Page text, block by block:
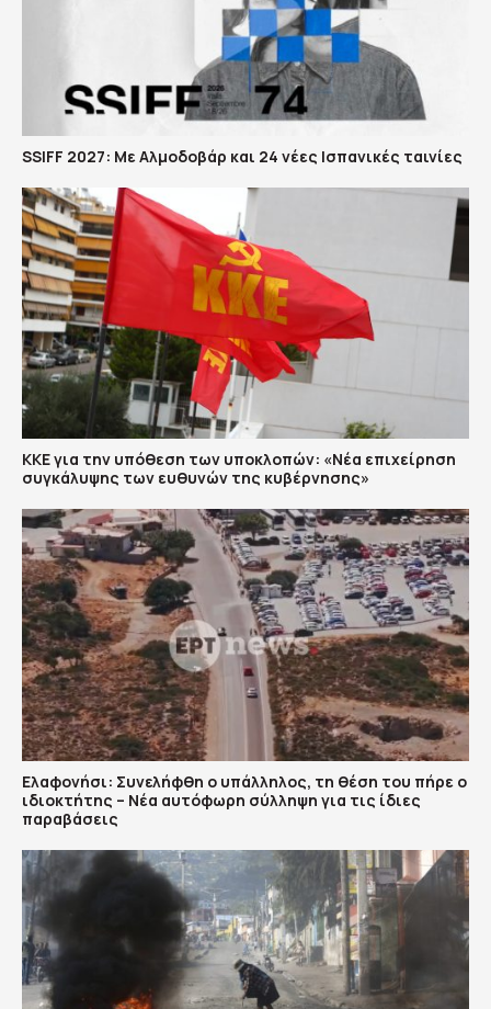
SSIFF 2027: Με Αλμοδοβάρ και 24 νέες Ισπανικές ταινίες
ΚΚΕ για την υπόθεση των υποκλοπών: «Νέα επιχείρηση
συγκάλυψης των ευθυνών της κυβέρνησης»
Ελαφονήσι: Συνελήφθη ο υπάλληλος, τη θέση του πήρε ο
ιδιοκτήτης – Νέα αυτόφωρη σύλληψη για τις ίδιες
παραβάσεις